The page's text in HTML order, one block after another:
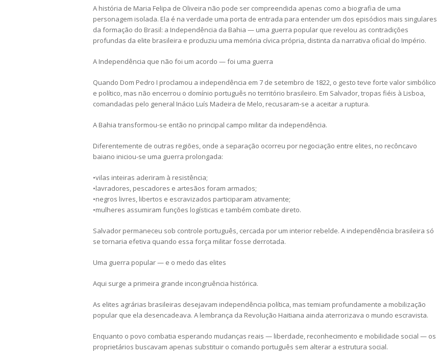
A história de Maria Felipa de Oliveira não pode ser compreendida apenas como a biografia de uma
personagem isolada. Ela é na verdade uma porta de entrada para entender um dos episódios mais singulares
da formação do Brasil: a Independência da Bahia — uma guerra popular que revelou as contradições
profundas da elite brasileira e produziu uma memória cívica própria, distinta da narrativa oficial do Império.
A Independência que não foi um acordo — foi uma guerra
Quando Dom Pedro I proclamou a independência em 7 de setembro de 1822, o gesto teve forte valor simbólico
e político, mas não encerrou o domínio português no território brasileiro. Em Salvador, tropas fiéis à Lisboa,
comandadas pelo general Inácio Luís Madeira de Melo, recusaram-se a aceitar a ruptura.
A Bahia transformou-se então no principal campo militar da independência.
Diferentemente de outras regiões, onde a separação ocorreu por negociação entre elites, no recôncavo
baiano iniciou-se uma guerra prolongada:
•vilas inteiras aderiram à resistência;
•lavradores, pescadores e artesãos foram armados;
•negros livres, libertos e escravizados participaram ativamente;
•mulheres assumiram funções logísticas e também combate direto.
Salvador permaneceu sob controle português, cercada por um interior rebelde. A independência brasileira só
se tornaria efetiva quando essa força militar fosse derrotada.
Uma guerra popular — e o medo das elites
Aqui surge a primeira grande incongruência histórica.
As elites agrárias brasileiras desejavam independência política, mas temiam profundamente a mobilização
popular que ela desencadeava. A lembrança da Revolução Haitiana ainda aterrorizava o mundo escravista.
Enquanto o povo combatia esperando mudanças reais — liberdade, reconhecimento e mobilidade social — os
proprietários buscavam apenas substituir o comando português sem alterar a estrutura social.